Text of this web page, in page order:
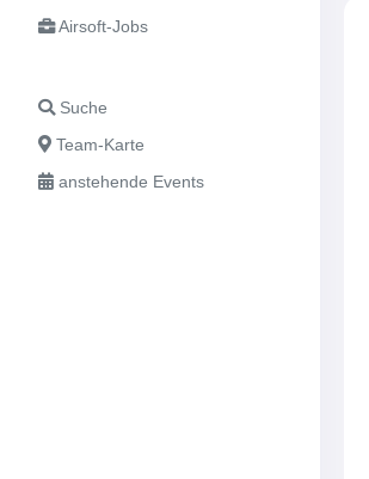
Airsoft-Jobs
Suche
Team-Karte
anstehende Events